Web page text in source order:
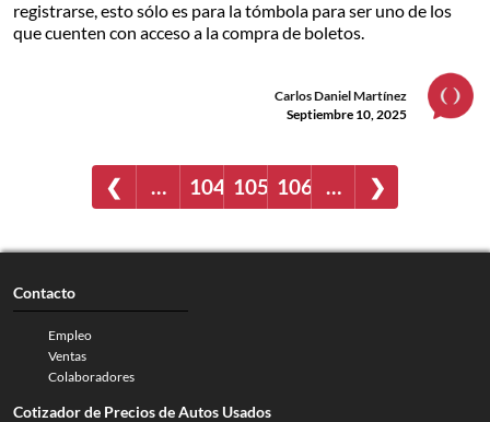
registrarse, esto sólo es para la tómbola para ser uno de los
que cuenten con acceso a la compra de boletos.
Carlos Daniel Martínez
Septiembre 10, 2025
❮ … 104 105 106 … ❯
Contacto
Empleo
Ventas
Colaboradores
Cotizador de Precios de Autos Usados